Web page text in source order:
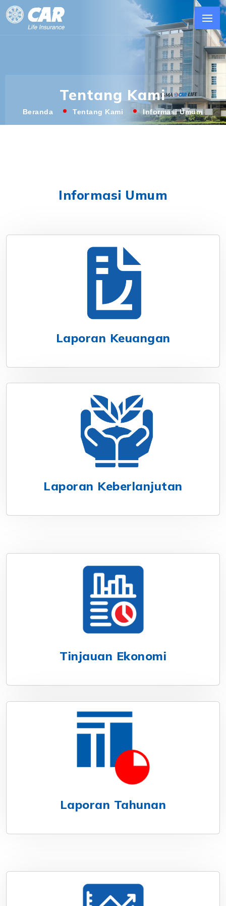
Tentang Kami
Beranda Tentang Kami Informasi Umum
Informasi Umum
Laporan Keuangan
Laporan Keberlanjutan
Tinjauan Ekonomi
Laporan Tahunan